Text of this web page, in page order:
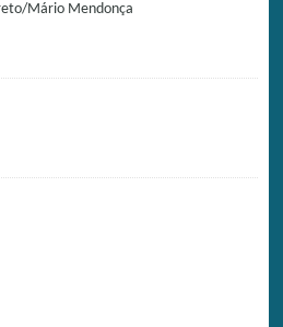
Mário Mendonça